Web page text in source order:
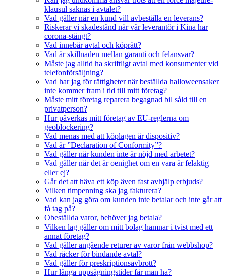
klausul saknas i avtalet?
Vad gäller när en kund vill avbeställa en leverans?
Riskerar vi skadestånd när vår leverantör i Kina har
corona-stängt?
Vad innebär avtal och köprätt?
Vad är skillnaden mellan garanti och felansvar?
Måste jag alltid ha skriftligt avtal med konsumenter vid
telefonförsäljning?
Vad har jag för rättigheter när beställda halloweensaker
inte kommer fram i tid till mitt företag?
Måste mitt företag reparera begagnad bil såld till en
privatperson?
Hur påverkas mitt företag av EU-reglerna om
geoblockering?
Vad menas med att köplagen är dispositiv?
Vad är ”Declaration of Conformity”?
Vad gäller när kunden inte är nöjd med arbetet?
Vad gäller när det är oenighet om en vara är felaktig
eller ej?
Går det att häva ett köp även fast avhjälp erbjuds?
Vilken timpenning ska jag fakturera?
Vad kan jag göra om kunden inte betalar och inte går att
få tag på?
Obeställda varor, behöver jag betala?
Vilken lag gäller om mitt bolag hamnar i tvist med ett
annat företag?
Vad gäller angående returer av varor från webbshop?
Vad räcker för bindande avtal?
Vad gäller för preskriptionsavbrott?
Hur långa uppsägningstider får man ha?